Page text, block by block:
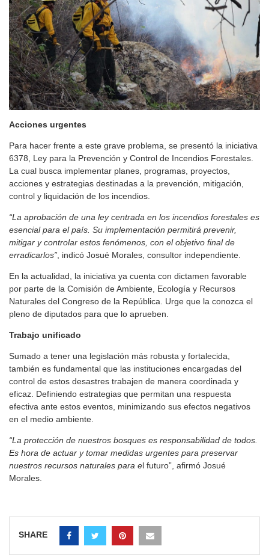
Acciones urgentes
Para hacer frente a este grave problema, se presentó la iniciativa
6378, Ley para la Prevención y Control de Incendios Forestales.
La cual busca implementar planes, programas, proyectos,
acciones y estrategias destinadas a la prevención, mitigación,
control y liquidación de los incendios.
“La aprobación de una ley centrada en los incendios forestales es
esencial para el país. Su implementación permitirá prevenir,
mitigar y controlar estos fenómenos, con el objetivo final de
erradicarlos” , indicó Josué Morales, consultor independiente.
En la actualidad, la iniciativa ya cuenta con dictamen favorable
por parte de la Comisión de Ambiente, Ecología y Recursos
Naturales del Congreso de la República. Urge que la conozca el
pleno de diputados para que lo aprueben.
Trabajo unificado
Sumado a tener una legislación más robusta y fortalecida,
también es fundamental que las instituciones encargadas del
control de estos desastres trabajen de manera coordinada y
eficaz. Definiendo estrategias que permitan una respuesta
efectiva ante estos eventos, minimizando sus efectos negativos
en el medio ambiente.
“La protección de nuestros bosques es responsabilidad de todos.
Es hora de actuar y tomar medidas urgentes para preservar
nuestros recursos naturales para el futuro”, afirmó Josué
Morales.
SHARE